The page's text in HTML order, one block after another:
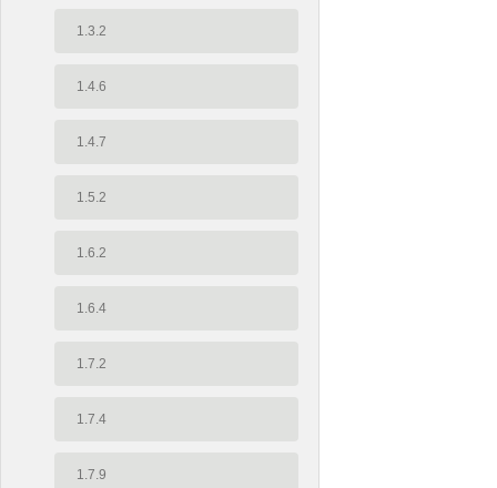
1.3.2
1.4.6
1.4.7
1.5.2
1.6.2
1.6.4
1.7.2
1.7.4
1.7.9